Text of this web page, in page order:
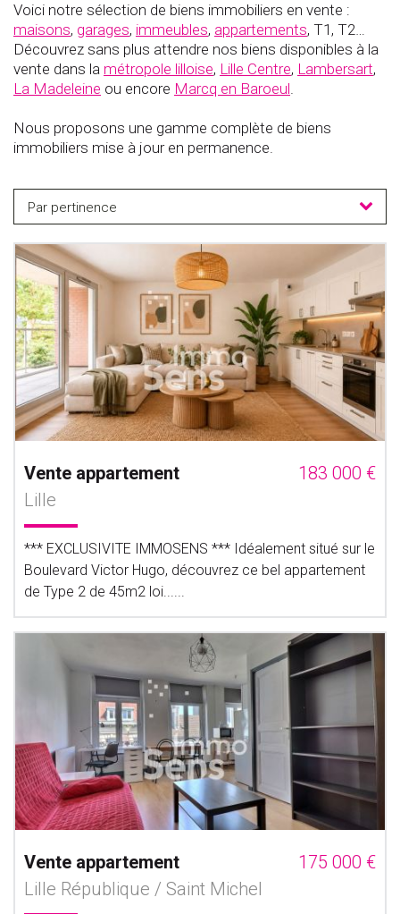
Voici notre sélection de biens immobiliers en vente :
maisons, garages, immeubles, appartements, T1, T2…
Découvrez sans plus attendre nos biens disponibles à la
vente dans la métropole lilloise, Lille Centre, Lambersart,
La Madeleine ou encore Marcq en Baroeul.
Nous proposons une gamme complète de biens
immobiliers mise à jour en permanence.
Par pertinence
Vente appartement
183 000 €
Lille
*** EXCLUSIVITE IMMOSENS *** Idéalement situé sur le
Boulevard Victor Hugo, découvrez ce bel appartement
de Type 2 de 45m2 loi......
Vente appartement
175 000 €
Lille République / Saint Michel